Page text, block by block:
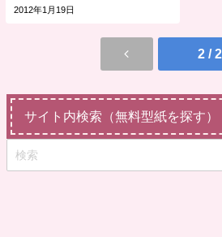
2012年1月19日
2 / 2
サイト内検索（無料型紙を探す）